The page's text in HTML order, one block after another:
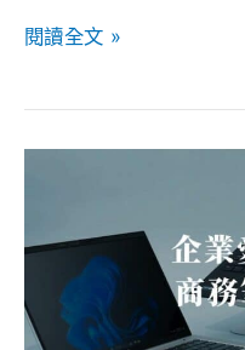
規
閱讀全文 »
用
5